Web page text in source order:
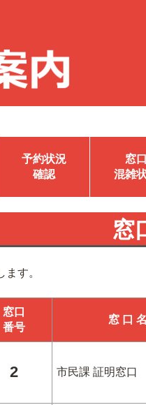
予約状況
確認
窓口
混雑
窓
す。
窓口
番号
窓 口 名
2 市民課 証明窓口